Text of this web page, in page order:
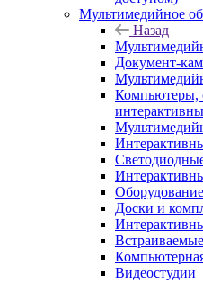
Мультимедийное
Назад
Документ-
Компьютеры,
Доски и
Видеостудии